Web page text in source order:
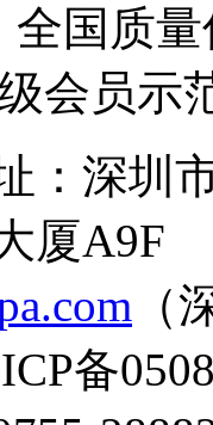
全国质
会员示
：深圳
厦A9F
（
备